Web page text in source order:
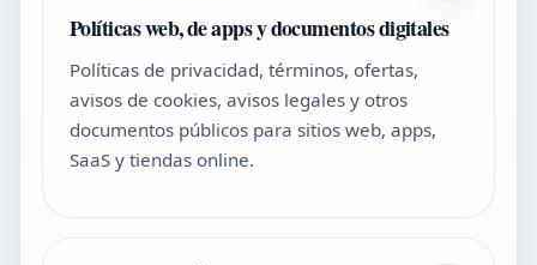
Políticas web, de apps y documentos digitales
Políticas de privacidad, términos, ofertas,
avisos de cookies, avisos legales y otros
documentos públicos para sitios web, apps,
SaaS y tiendas online.